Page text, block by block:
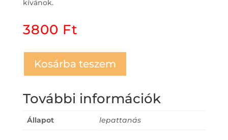
kívánok.
3800 Ft
Kosárba teszem
További információk
Állapot lepattanás